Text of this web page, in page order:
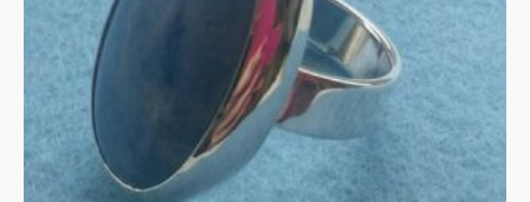
135.00
IN WINKELMAND